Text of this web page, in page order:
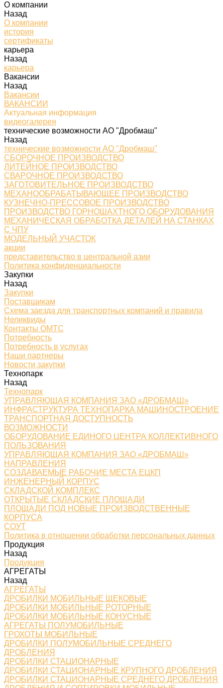
О компании
Назад
О компании
история
сертификаты
карьера
Назад
карьера
Вакансии
Назад
Вакансии
ВАКАНСИИ
Актуальная информация
видеогалерея
технические возможности АО "Дробмаш"
Назад
технические возможности АО "Дробмаш"
СБОРОЧНОЕ ПРОИЗВОДСТВО
ЛИТЕЙНОЕ ПРОИЗВОДСТВО
СВАРОЧНОЕ ПРОИЗВОДСТВО
ЗАГОТОВИТЕЛЬНОЕ ПРОИЗВОДСТВО
МЕХАНООБРАБАТЫВАЮЩЕЕ ПРОИЗВОДСТВО
КУЗНЕЧНО-ПРЕССОВОЕ ПРОИЗВОДСТВО
ПРОИЗВОДСТВО ГОРНОШАХТНОГО ОБОРУДОВАНИЯ
МЕХАНИЧЕСКАЯ ОБРАБОТКА ДЕТАЛЕЙ НА СТАНКАХ
С ЧПУ
МОДЕЛЬНЫЙ УЧАСТОК
акции
представительство в центральной азии
Политика конфиденциальности
Закупки
Назад
Закупки
Поставщикам
Схема заезда для транспортных компаний и правила
Неликвиды
Контакты ОМТС
Потребность
Потребность в услугах
Наши партнеры
Новости закупки
Технопарк
Назад
Технопарк
УПРАВЛЯЮЩАЯ КОМПАНИЯ ЗАО «ДРОБМАШ»
ИНФРАСТРУКТУРА ТЕХНОПАРКА МАШИНОСТРОЕНИЕ
ТРАНСПОРТНАЯ ДОСТУПНОСТЬ
ВОЗМОЖНОСТИ
ОБОРУДОВАНИЕ ЕДИНОГО ЦЕНТРА КОЛЛЕКТИВНОГО
ПОЛЬЗОВАНИЯ
УПРАВЛЯЮЩАЯ КОМПАНИЯ ЗАО «ДРОБМАШ»
НАПРАВЛЕНИЯ
СОЗДАВАЕМЫЕ РАБОЧИЕ МЕСТА ЕЦКП
ИНЖЕНЕРНЫЙ КОРПУС
СКЛАДСКОЙ КОМПЛЕКС
ОТКРЫТЫЕ СКЛАДСКИЕ ПЛОЩАДИ
ПЛОЩАДИ ПОД НОВЫЕ ПРОИЗВОДСТВЕННЫЕ
КОРПУСА
СОУТ
Политика в отношении обработки персональных данных
Продукция
Назад
Продукция
АГРЕГАТЫ
Назад
АГРЕГАТЫ
ДРОБИЛКИ МОБИЛЬНЫЕ ЩЕКОВЫЕ
ДРОБИЛКИ МОБИЛЬНЫЕ РОТОРНЫЕ
ДРОБИЛКИ МОБИЛЬНЫЕ КОНУСНЫЕ
АГРЕГАТЫ ПОЛУМОБИЛЬНЫЕ
ГРОХОТЫ МОБИЛЬНЫЕ
ДРОБИЛКИ ПОЛУМОБИЛЬНЫЕ СРЕДНЕГО
ДРОБЛЕНИЯ
ДРОБИЛКИ СТАЦИОНАРНЫЕ
ДРОБИЛКИ СТАЦИОНАРНЫЕ КРУПНОГО ДРОБЛЕНИЯ
ДРОБИЛКИ СТАЦИОНАРНЫЕ СРЕДНЕГО ДРОБЛЕНИЯ